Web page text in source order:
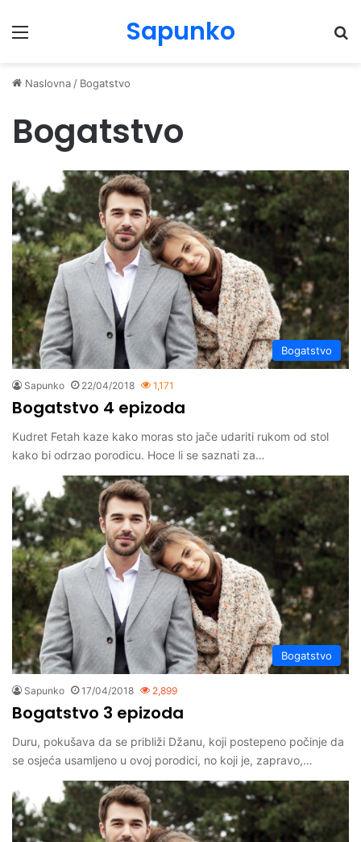
Menu Sapunko
Naslovna / Bogatstvo
Bogatstvo
Bogatstvo
Sapunko 22/04/2018 1,171
Bogatstvo 4 epizoda
Kudret Fetah kaze kako moras sto jače udariti rukom od stol
kako bi odrzao porodicu. Hoce li se saznati za…
Bogatstvo
Sapunko 17/04/2018 2,899
Bogatstvo 3 epizoda
Duru, pokušava da se približi Džanu, koji postepeno počinje da
se osjeća usamljeno u ovoj porodici, no koji je, zapravo,…